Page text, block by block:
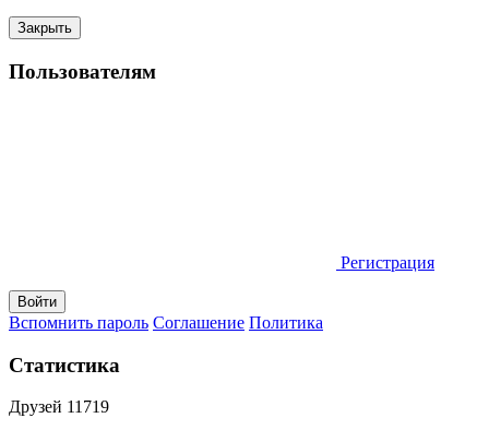
Закрыть
Пользователям
Регистрация
Вспомнить пароль Соглашение Политика
Статистика
Друзей 11719